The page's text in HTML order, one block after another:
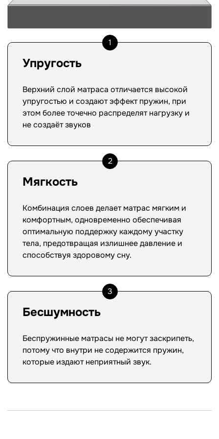
1
Упругость
Верхний слой матраса отличается высокой
упругостью и создают эффект пружин, при
этом более точечно распределят нагрузку и
не создаёт звуков
2
Мягкость
Комбинация слоев делает матрас мягким и
комфортным, одновременно обеспечивая
оптимальную поддержку каждому участку
тела, предотвращая излишнее давление и
способствуя здоровому сну.
3
Бесшумность
Беспружинные матрасы не могут заскрипеть,
потому что внутри не содержится пружин,
которые издают неприятный звук.